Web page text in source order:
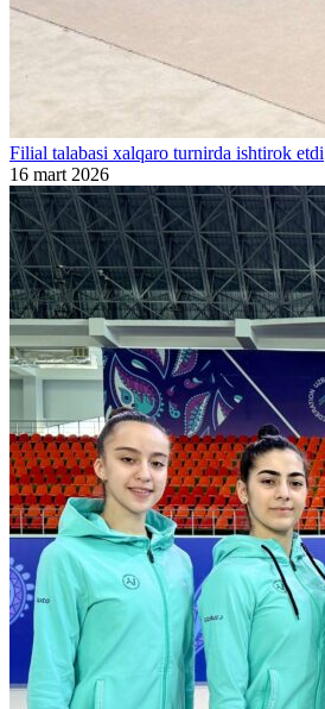
Filial talabasi xalqaro turnirda ishtirok etdi
16 mart 2026